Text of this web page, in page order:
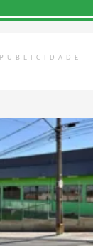
PUBLICIDADE